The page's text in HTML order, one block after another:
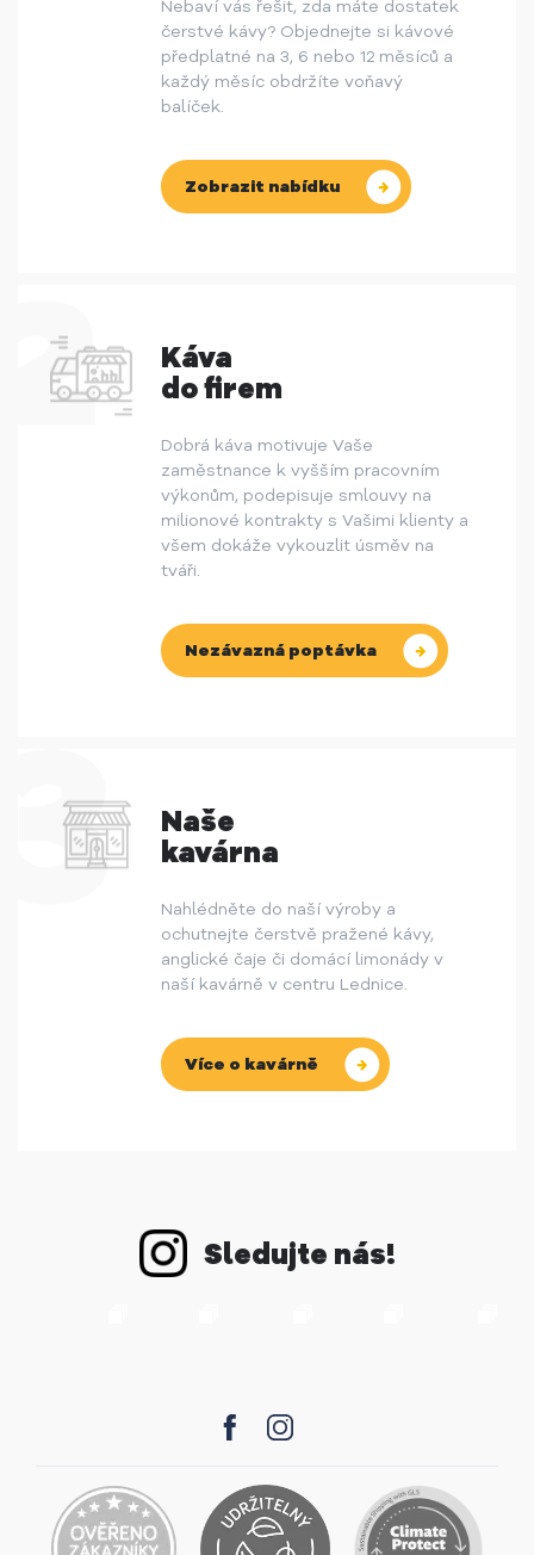
Nebaví vás řešit, zda máte dostatek
čerstvé kávy? Objednejte si kávové
předplatné na 3, 6 nebo 12 měsíců a
každý měsíc obdržíte voňavý
balíček.
Zobrazit nabídku
Káva
do firem
Dobrá káva motivuje Vaše
zaměstnance k vyšším pracovním
výkonům, podepisuje smlouvy na
milionové kontrakty s Vašimi klienty a
všem dokáže vykouzlit úsměv na
tváři.
Nezávazná poptávka
Naše
kavárna
Nahlédněte do naší výroby a
ochutnejte čerstvě pražené kávy,
anglické čaje či domácí limonády v
naší kavárně v centru Lednice.
Více o kavárně
Sledujte nás!